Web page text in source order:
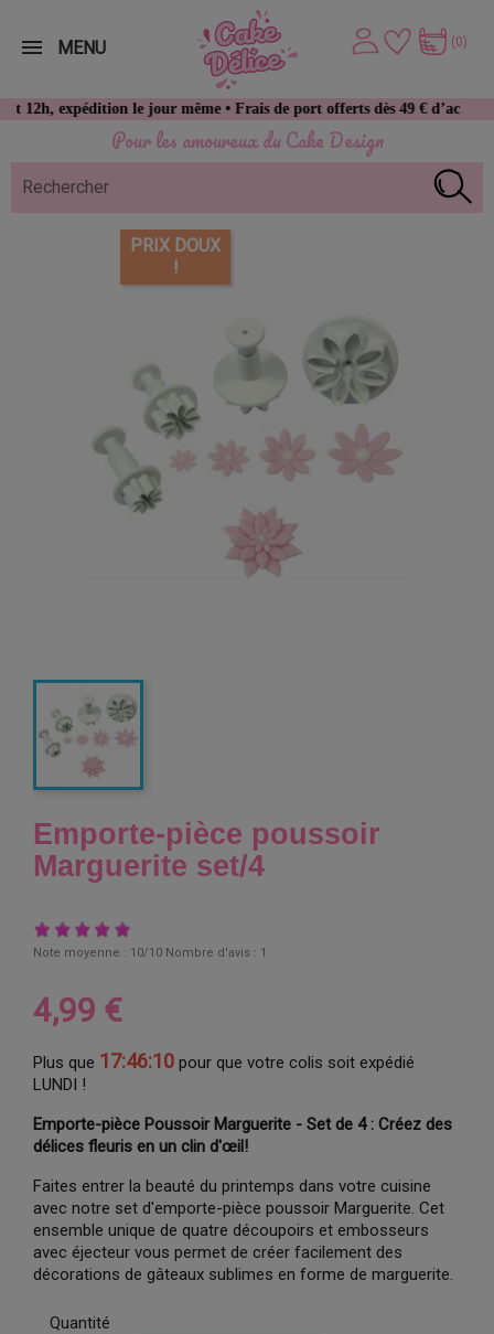
Pour les amoureux du Cake Design
expédition le jour même • Frais de port offerts dès 49 € d’achat
(0)
MENU
PRIX DOUX
!
Emporte-pièce poussoir
Marguerite set/4
Note moyenne : 10/10 Nombre d'avis : 1
4,99 €
Plus que 17:46:09 pour que votre colis soit expédié
LUNDI !
Emporte-pièce Poussoir Marguerite - Set de 4 : Créez des
délices fleuris en un clin d'œil!
Faites entrer la beauté du printemps dans votre cuisine
avec notre set d'emporte-pièce poussoir Marguerite. Cet
ensemble unique de quatre découpoirs et embosseurs
avec éjecteur vous permet de créer facilement des
décorations de gâteaux sublimes en forme de marguerite.
Quantité